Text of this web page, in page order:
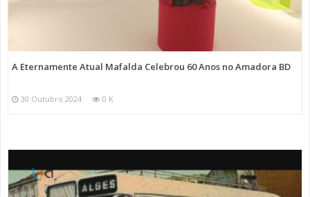
A Eternamente Atual Mafalda Celebrou 60 Anos no Amadora BD
30 Outubro 2024 0 K